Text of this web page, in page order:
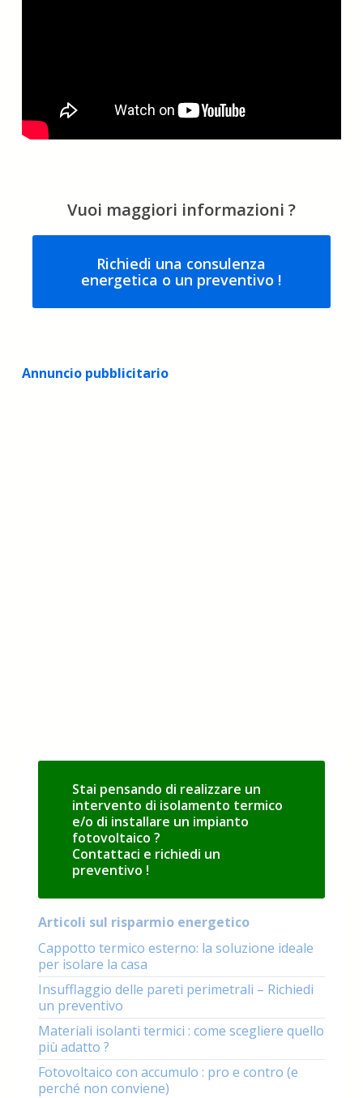
Vuoi maggiori informazioni ?
Richiedi una consulenza
energetica o un preventivo !
Annuncio pubblicitario
Stai pensando di realizzare un
intervento di isolamento termico
e/o di installare un impianto
fotovoltaico ?
Contattaci e richiedi un
preventivo !
Articoli sul risparmio energetico
Cappotto termico esterno: la soluzione ideale
per isolare la casa
Insufflaggio delle pareti perimetrali – Richiedi
un preventivo
Materiali isolanti termici : come scegliere quello
più adatto ?
Fotovoltaico con accumulo : pro e contro (e
perché non conviene)